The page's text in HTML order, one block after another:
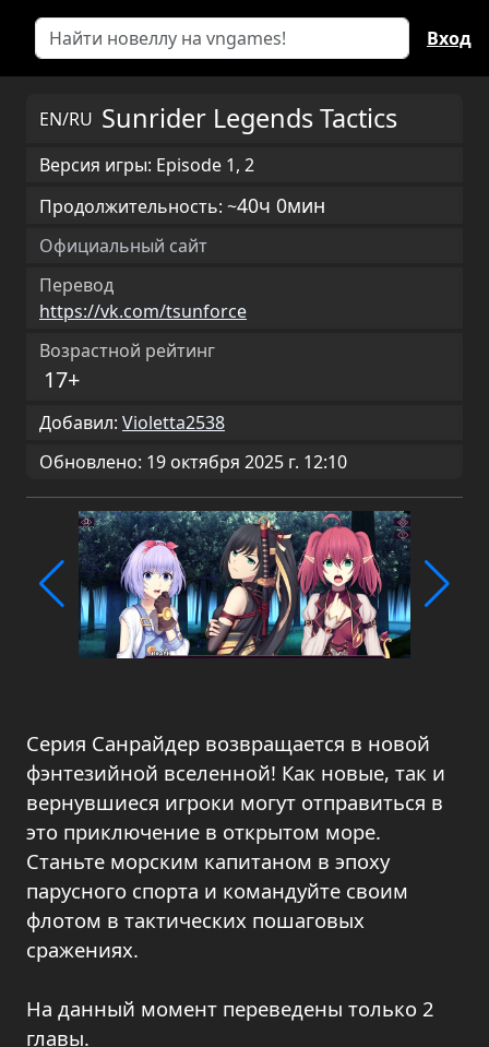
Вход
EN/RU Sunrider Legends Tactics
Версия игры: Episode 1, 2
Продолжительность: ~40ч 0мин
Официальный сайт
Перевод
https://vk.com/tsunforce
Возрастной рейтинг
17+
Добавил: Violetta2538
Обновлено: 19 октября 2025 г. 12:10
Серия Санрайдер возвращается в новой
фэнтезийной вселенной! Как новые, так и
вернувшиеся игроки могут отправиться в
это приключение в открытом море.
Станьте морским капитаном в эпоху
парусного спорта и командуйте своим
флотом в тактических пошаговых
сражениях.
На данный момент переведены только 2
главы.